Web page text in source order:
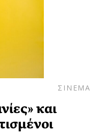
ΣΙΝΕΜΑ
και